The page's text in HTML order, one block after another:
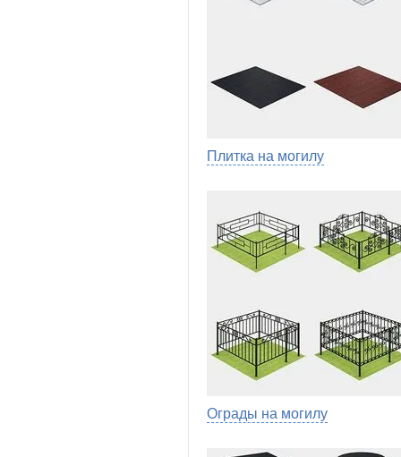
Плитка на могилу
Ограды на могилу